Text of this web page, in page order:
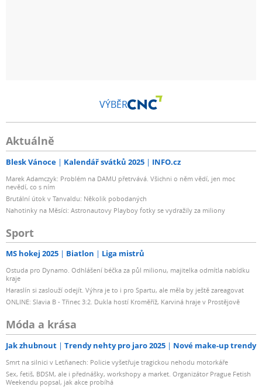
VÝBĚR
Aktuálně
Blesk Vánoce Kalendář svátků 2025 INFO.cz
Marek Adamczyk: Problém na DAMU přetrvává. Všichni o něm vědí, jen moc
nevědí, co s ním
Brutální útok v Tanvaldu: Několik pobodaných
Nahotinky na Měsíci: Astronautovy Playboy fotky se vydražily za miliony
Sport
MS hokej 2025 Biatlon Liga mistrů
Ostuda pro Dynamo. Odhlášení béčka za půl milionu, majitelka odmítla nabídku
kraje
Haraslín si zaslouží odejít. Výhra je to i pro Spartu, ale měla by ještě zareagovat
ONLINE: Slavia B - Třinec 3:2. Dukla hostí Kroměříž, Karviná hraje v Prostějově
Móda a krása
Jak zhubnout Trendy nehty pro jaro 2025 Nové make-up trendy
Smrt na silnici v Letňanech: Policie vyšetřuje tragickou nehodu motorkáře
Sex, fetiš, BDSM, ale i přednášky, workshopy a market. Organizátor Prague Fetish
Weekendu popsal, jak akce probíhá